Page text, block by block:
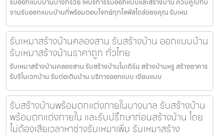
งานรับออกแบบบ้านที่พร้อมตอบโจทย์ทุกไลฟ์สไตล์ของคุณ รับเหม
รับเหมาสร้างบ้านคลองสาน รับสร้างบ้าน ออกแบบบ้าน
รับเหมาสร้างบ้านราคาถูก ทั่วไทย
รับเหมาสร้างบ้านคลองสาน รับสร้างบ้านโมเดิร์น สร้างบ้านหรู สร้างอาคาร
รับรีโนเวทบ้าน รับต่อเติมบ้าน บริการออกแบบ เขียนแบบ
รับสร้างบ้านพร้อมตกแต่งภายในบางบาล รับสร้างบ้าน
พร้อมตกแต่งภายใน และรับปรึกษาก่อนสร้างบ้าน โดย
ไม่ต้องเสียเวลาหาช่างรับเหมาเพิ่ม รับเหมาสร้าง